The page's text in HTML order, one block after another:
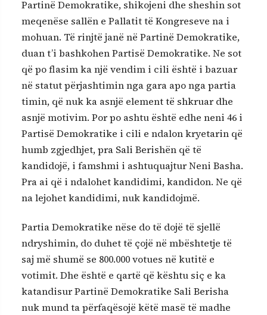
Partinë Demokratike, shikojeni dhe sheshin sot
meqenëse sallën e Pallatit të Kongreseve na i
mohuan. Të rinjtë janë në Partinë Demokratike,
duan t’i bashkohen Partisë Demokratike. Ne sot
që po flasim ka një vendim i cili është i bazuar
në statut përjashtimin nga gara apo nga partia
timin, që nuk ka asnjë element të shkruar dhe
asnjë motivim. Por po ashtu është edhe neni 46 i
Partisë Demokratike i cili e ndalon kryetarin që
humb zgjedhjet, pra Sali Berishën që të
kandidojë, i famshmi i ashtuquajtur Neni Basha.
Pra ai që i ndalohet kandidimi, kandidon. Ne që
na lejohet kandidimi, nuk kandidojmë.
Partia Demokratike nëse do të dojë të sjellë
ndryshimin, do duhet të çojë në mbështetje të
saj më shumë se 800.000 votues në kutitë e
votimit. Dhe është e qartë që kështu siç e ka
katandisur Partinë Demokratike Sali Berisha
nuk mund ta përfaqësojë këtë masë të madhe